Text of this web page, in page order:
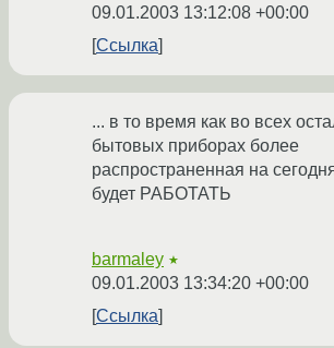
09.01.2003 13:12:08 +00:00
Ссылка
... в то время как во всех
бытовых приборах более
распространенная на
будет РАБОТАТЬ
barmaley ★
09.01.2003 13:34:20 +00:00
Ссылка